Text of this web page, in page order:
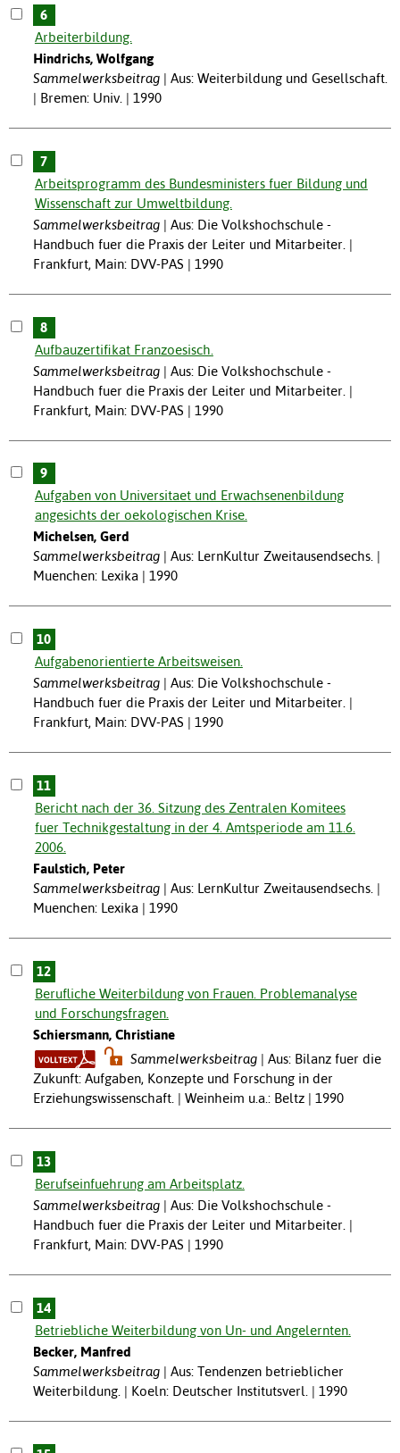
6
Arbeiterbildung.
Hindrichs, Wolfgang
Sammelwerksbeitrag
Aus: Weiterbildung und Gesellschaft.
| Bremen: Univ. | 1990
7
Arbeitsprogramm des Bundesministers fuer Bildung und
Wissenschaft zur Umweltbildung.
Sammelwerksbeitrag
Aus: Die Volkshochschule -
Handbuch fuer die Praxis der Leiter und Mitarbeiter. |
Frankfurt, Main: DVV-PAS | 1990
8
Aufbauzertifikat Franzoesisch.
Sammelwerksbeitrag
Aus: Die Volkshochschule -
Handbuch fuer die Praxis der Leiter und Mitarbeiter. |
Frankfurt, Main: DVV-PAS | 1990
9
Aufgaben von Universitaet und Erwachsenenbildung
angesichts der oekologischen Krise.
Michelsen, Gerd
Sammelwerksbeitrag
Aus: LernKultur Zweitausendsechs. |
Muenchen: Lexika | 1990
10
Aufgabenorientierte Arbeitsweisen.
Sammelwerksbeitrag
Aus: Die Volkshochschule -
Handbuch fuer die Praxis der Leiter und Mitarbeiter. |
Frankfurt, Main: DVV-PAS | 1990
11
Bericht nach der 36. Sitzung des Zentralen Komitees
fuer Technikgestaltung in der 4. Amtsperiode am 11.6.
2006.
Faulstich, Peter
Sammelwerksbeitrag
Aus: LernKultur Zweitausendsechs. |
Muenchen: Lexika | 1990
12
Berufliche Weiterbildung von Frauen. Problemanalyse
und Forschungsfragen.
Schiersmann, Christiane
Sammelwerksbeitrag
Aus: Bilanz fuer die
Zukunft: Aufgaben, Konzepte und Forschung in der
Erziehungswissenschaft. | Weinheim u.a.: Beltz | 1990
13
Berufseinfuehrung am Arbeitsplatz.
Sammelwerksbeitrag
Aus: Die Volkshochschule -
Handbuch fuer die Praxis der Leiter und Mitarbeiter. |
Frankfurt, Main: DVV-PAS | 1990
14
Betriebliche Weiterbildung von Un- und Angelernten.
Becker, Manfred
Sammelwerksbeitrag
Aus: Tendenzen betrieblicher
Weiterbildung. | Koeln: Deutscher Institutsverl. | 1990